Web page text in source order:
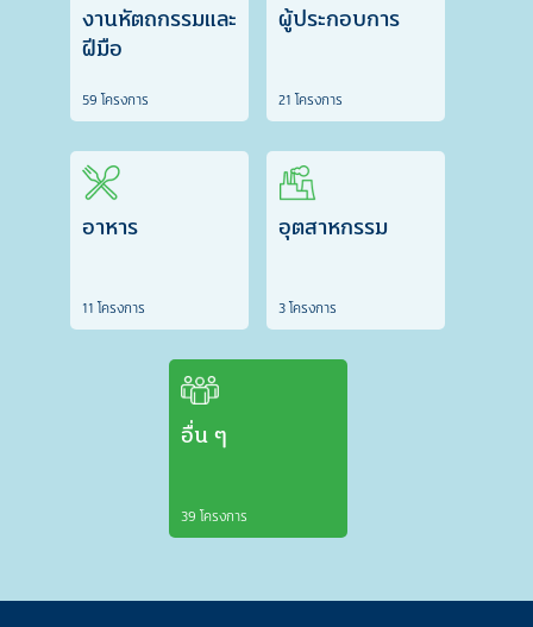
งานหัตถกรรมและ
ฝีมือ
59 โครงการ
ผู้ประกอบการ
21 โครงการ
อาหาร
11 โครงการ
อุตสาหกรรม
3 โครงการ
อื่น ๆ
39 โครงการ